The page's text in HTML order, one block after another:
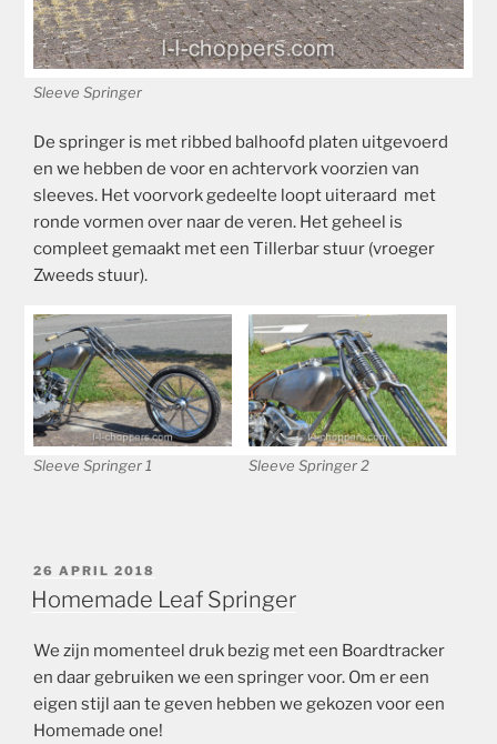
Sleeve Springer
De springer is met ribbed balhoofd platen uitgevoerd
en we hebben de voor en achtervork voorzien van
sleeves. Het voorvork gedeelte loopt uiteraard met
ronde vormen over naar de veren. Het geheel is
compleet gemaakt met een Tillerbar stuur (vroeger
Zweeds stuur).
Sleeve Springer 1 Sleeve Springer 2
GEPLAATST
OP
26 APRIL 2018
Homemade Leaf Springer
We zijn momenteel druk bezig met een Boardtracker
en daar gebruiken we een springer voor. Om er een
eigen stijl aan te geven hebben we gekozen voor een
Homemade one!